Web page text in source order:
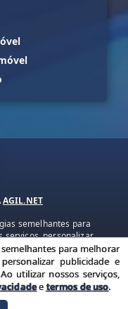
AGIL.NET
semelhantes para
serviços, personalizar
interesse. Ao utilizar
política de privacidade e
de uso
para melhorar
publicidade e
utilizar nossos serviços,
etermos de uso.